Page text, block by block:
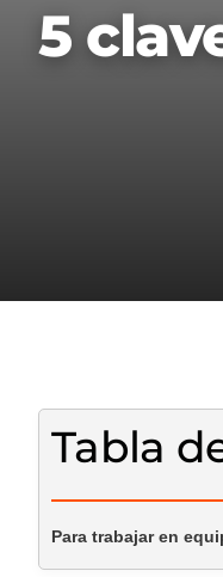
5
Tabla
Para trabajar en